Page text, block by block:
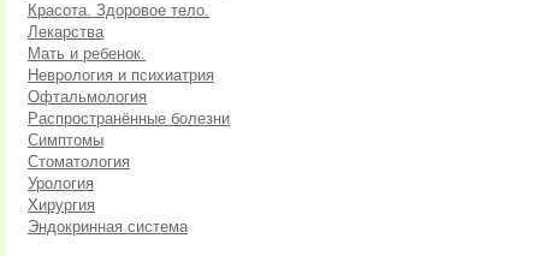
Красота. Здоровое тело.
Лекарства
Мать и ребенок.
Неврология и психиатрия
Офтальмология
Распространённые болезни
Симптомы
Стоматология
Урология
Хирургия
Эндокринная система